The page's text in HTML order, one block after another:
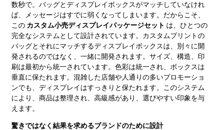
数秒で。バッグとディスプレイボックスがマッチしていなけれ
ば、メッセージはすでに弱くなってしまいます。だからこそ、
この カスタム小売ディスプレイパッケージセット は、ひとつの
完全なシステムとして設計されています。カスタムプリントの
バッグとそれにマッチするディスプレイボックスは、別々に開
発されるのではなく、一緒に開発されます。サイズ、構造、印
刷は最初から統一されています。色彩は統一され、ボックスは
垂直に保たれます。混雑した店舗や人通りの多いプロモーショ
ンでも、ディスプレイはすっきりと保たれます。このシステム
により、商品は整理され、高級感があり、選びやすい印象を与
えます。
驚きではなく結果を求めるブランドのために設計